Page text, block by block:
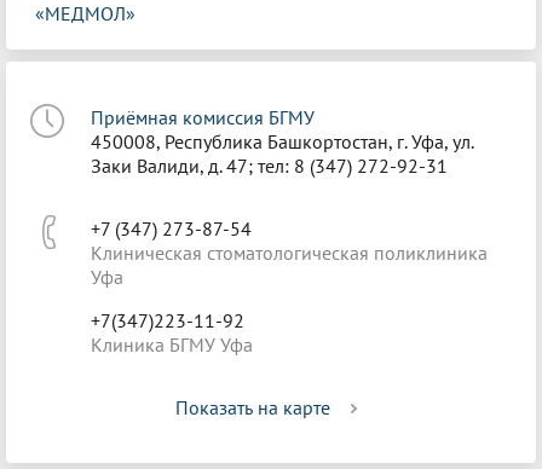
«МЕДМОЛ»
Приёмная комиссия БГМУ
450008, Республика Башкортостан, г. Уфа, ул.
Заки Валиди, д. 47; тел: 8 (347) 272-92-31
+7 (347) 273-87-54
Клиническая стоматологическая поликлиника
Уфа
+7(347)223-11-92
Клиника БГМУ Уфа
Показать на карте